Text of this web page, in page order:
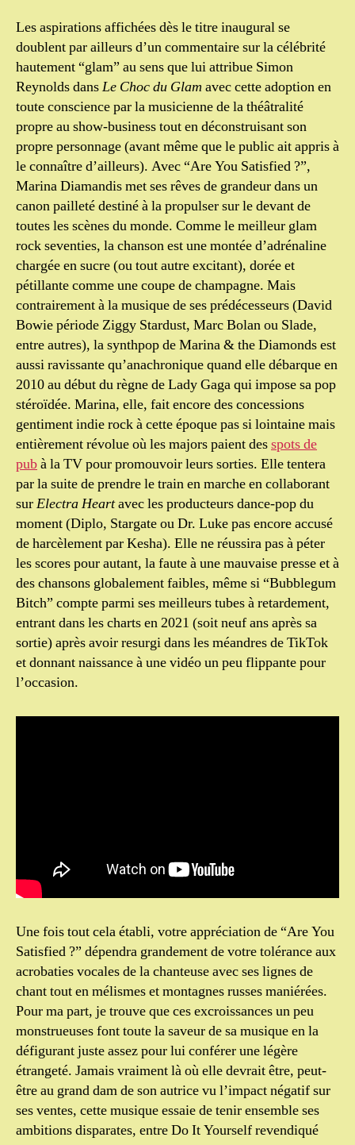
Les aspirations affichées dès le titre inaugural se
doublent par ailleurs d’un commentaire sur la célébrité
hautement “glam” au sens que lui attribue Simon
Reynolds dansLe Choc du Glam avec cette adoption en
toute conscience par la musicienne de la théâtralité
propre au show-business tout en déconstruisant son
propre personnage (avant même que le public ait appris à
le connaître d’ailleurs). Avec “Are You Satisfied ?”,
Marina Diamandis met ses rêves de grandeur dans un
canon pailleté destiné à la propulser sur le devant de
toutes les scènes du monde. Comme le meilleur glam
rock seventies, la chanson est une montée d’adrénaline
chargée en sucre (ou tout autre excitant), dorée et
pétillante comme une coupe de champagne. Mais
contrairement à la musique de ses prédécesseurs (David
Bowie période Ziggy Stardust, Marc Bolan ou Slade,
entre autres), la synthpop de Marina & the Diamonds est
aussi ravissante qu’anachronique quand elle débarque en
2010 au début du règne de Lady Gaga qui impose sa pop
stéroïdée. Marina, elle, fait encore des concessions
gentiment indie rock à cette époque pas si lointaine mais
entièrement révolue où les majors paient desspots de
pubà la TV pour promouvoir leurs sorties. Elle tentera
par la suite de prendre le train en marche en collaborant
surElectra Heartavec les producteurs dance-pop du
moment (Diplo, Stargate ou Dr. Luke pas encore accusé
de harcèlement par Kesha). Elle ne réussira pas à péter
les scores pour autant, la faute à une mauvaise presse et à
des chansons globalement faibles, même si “Bubblegum
Bitch” compte parmi ses meilleurs tubes à retardement,
entrant dans les charts en 2021 (soit neuf ans après sa
sortie) après avoir resurgi dans les méandres de TikTok
et donnant naissance à une vidéo un peu flippante pour
l’occasion.
Une fois tout cela établi, votre appréciation de “Are You
Satisfied ?” dépendra grandement de votre tolérance aux
acrobaties vocales de la chanteuse avec ses lignes de
chant tout en mélismes et montagnes russes maniérées.
Pour ma part, je trouve que ces excroissances un peu
monstrueuses font toute la saveur de sa musique en la
défigurant juste assez pour lui conférer une légère
étrangeté. Jamais vraiment là où elle devrait être, peut-
être au grand dam de son autrice vu l’impact négatif sur
ses ventes, cette musique essaie de tenir ensemble ses
ambitions disparates, entre Do It Yourself revendiqué